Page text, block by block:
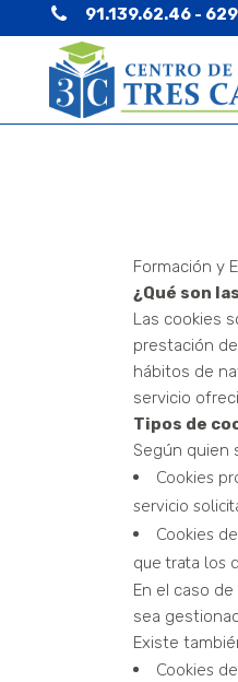
91.139.62.46 -
Formación y
¿Qué son
Las cookies
prestación
hábitos de
servicio
Tipos de
Según quien
Cookies
servicio
Cookies
que trata los
En el caso
sea
Existe
Cookies